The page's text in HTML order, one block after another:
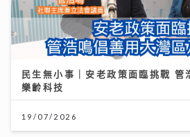
民生無小事｜安老政策面臨挑戰 管
樂齡科技
19/07/2026